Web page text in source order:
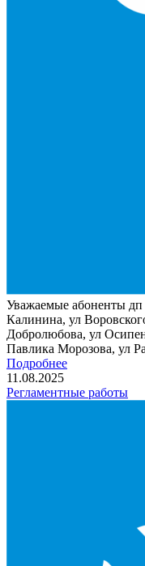
Уважаемые абоненты дп
Калинина, ул
Добролюбова, ул
Павлика Морозова, ул
Подробнее
11.08.2025
Регламентные работы